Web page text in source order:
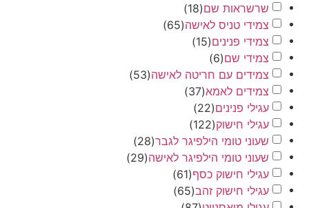
שרשראות שם(
18
)
צמידי טניס לאישה (
65
)
צמידי פנינים 15
)
צמידי שם(
6
)
צמידים עם חריטה לאישה (
53
)
צמידים לאמא(
37
)
עגילי פנינים 22
)
עגילי חישוק 122
)
שעוני טומי הילפיגר לגבר(
28
)
שעוני טומי הילפיגר לאישה (
29
)
עגילי חישוק כסף(
61
)
עגילי חישוק זהב(
65
)